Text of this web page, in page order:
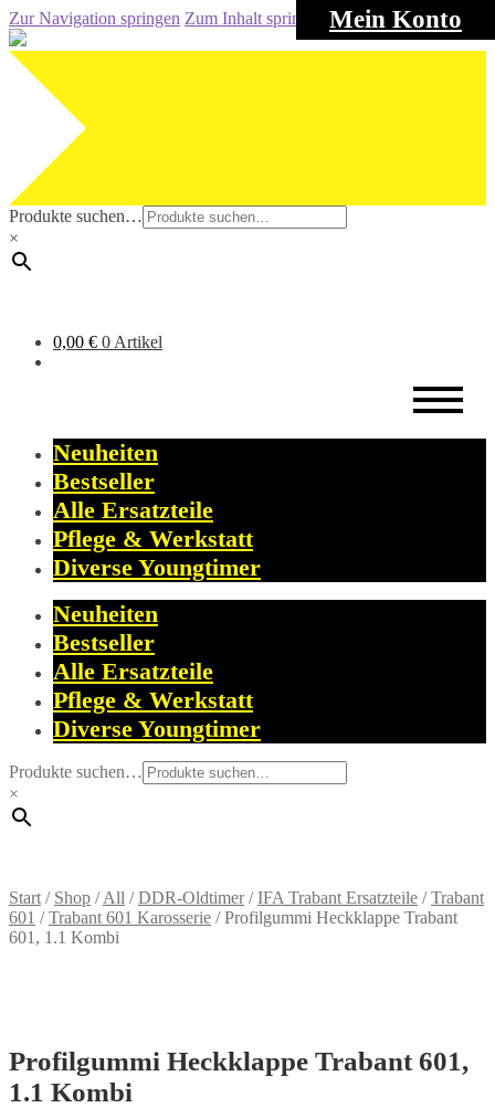
Mein Konto
Zur Navigation springen Zum Inhalt springen
Produkte suchen…
×
0,00 € 0 Artikel
Neuheiten
Bestseller
Alle Ersatzteile
Pflege & Werkstatt
Diverse Youngtimer
Neuheiten
Bestseller
Alle Ersatzteile
Pflege & Werkstatt
Diverse Youngtimer
Produkte suchen…
×
Start / Shop /All /DDR-Oldtimer/IFA Trabant Ersatzteile /Trabant
601 /Trabant 601 Karosserie /Profilgummi Heckklappe Trabant
601, 1.1 Kombi
Profilgummi Heckklappe Trabant 601,
1.1 Kombi